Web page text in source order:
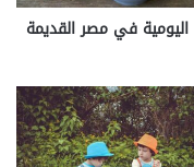
اليومية في مصر القديمة